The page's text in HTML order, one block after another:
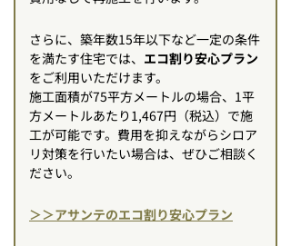
さらに、築年数15年以下など一定の条件
を満たす住宅では、 エコ割り安心プラン
をご利用いただけます。
施工面積が75平方メートルの場合、1平
方メートルあたり1,467円（税込）で施
工が可能です。費用を抑えながらシロア
リ対策を行いたい場合は、ぜひご相談く
ださい。
＞＞アサンテのエコ割り安心プラン